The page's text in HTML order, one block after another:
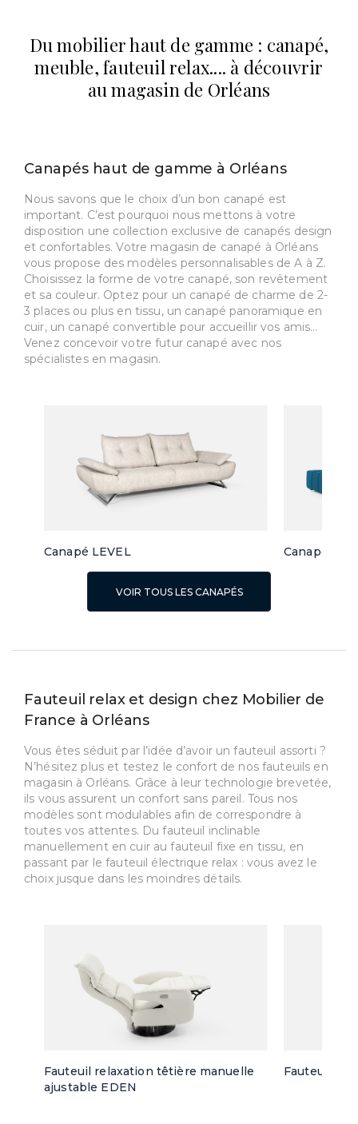
Du mobilier haut de gamme : canapé,
meuble, fauteuil relax.... à découvrir
au magasin de Orléans
Canapés haut de gamme à Orléans
Nous savons que le choix d’un bon canapé est
important. C’est pourquoi nous mettons à votre
disposition une collection exclusive de canapés design
et confortables. Votre magasin de canapé à Orléans
vous propose des modèles personnalisables de A à Z.
Choisissez la forme de votre canapé, son revêtement
et sa couleur. Optez pour un canapé de charme de 2-
3 places ou plus en tissu, un canapé panoramique en
cuir, un canapé convertible pour accueillir vos amis…
Venez concevoir votre futur canapé avec nos
spécialistes en magasin.
Canapé LEVEL Canapé
VOIR TOUS LES CANAPÉS
Fauteuil relax et design chez Mobilier de
France à Orléans
Vous êtes séduit par l’idée d’avoir un fauteuil assorti ?
N’hésitez plus et testez le confort de nos fauteuils en
magasin à Orléans. Grâce à leur technologie brevetée,
ils vous assurent un confort sans pareil. Tous nos
modèles sont modulables afin de correspondre à
toutes vos attentes. Du fauteuil inclinable
manuellement en cuir au fauteuil fixe en tissu, en
passant par le fauteuil électrique relax : vous avez le
choix jusque dans les moindres détails.
Fauteuil relaxation têtière manuelle
ajustable EDEN
Fauteuil